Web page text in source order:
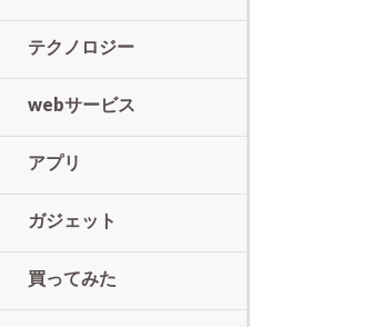
テクノロジー
webサービス
アプリ
ガジェット
買ってみた